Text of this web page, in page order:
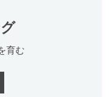
育む